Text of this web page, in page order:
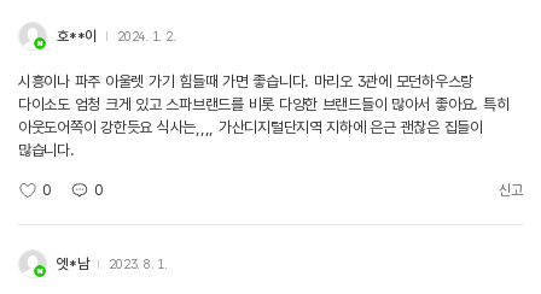
호**이 2024. 1. 2.
시흥이나 파주 아울렛 가기 힘들때 가면 좋습니다. 마리오 3관에 모던하우스랑
다이소도 엄청 크게 있고 스파브랜드를 비롯 다양한 브랜드들이 많아서 좋아요. 특히
아웃도어쪽이 강한듯요 식사는,,,, 가산디지털단지역 지하에 은근 괜찮은 집들이
많습니다.
0 0 신고
엣*남 2023. 8. 1.